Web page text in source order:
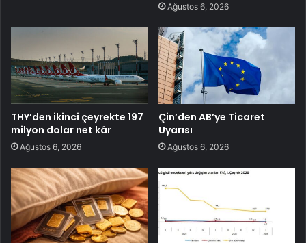
Ağustos 6, 2026
THY’den ikinci çeyrekte 197
milyon dolar net kâr
Ağustos 6, 2026
Çin’den AB’ye Ticaret
Uyarısı
Ağustos 6, 2026